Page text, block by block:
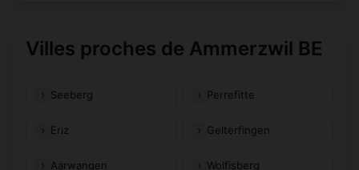
Villes proches de Ammerzwil BE
Seeberg Perrefitte
Eriz Gelterfingen
Aarwangen Wolfisberg